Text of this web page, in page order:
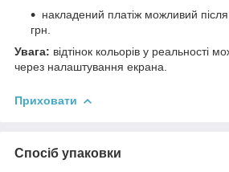
накладений платіж можливий
грн.
Увага: відтінок кольорів у реальності
через налаштування екрана.
Приховати
Спосіб упаковки